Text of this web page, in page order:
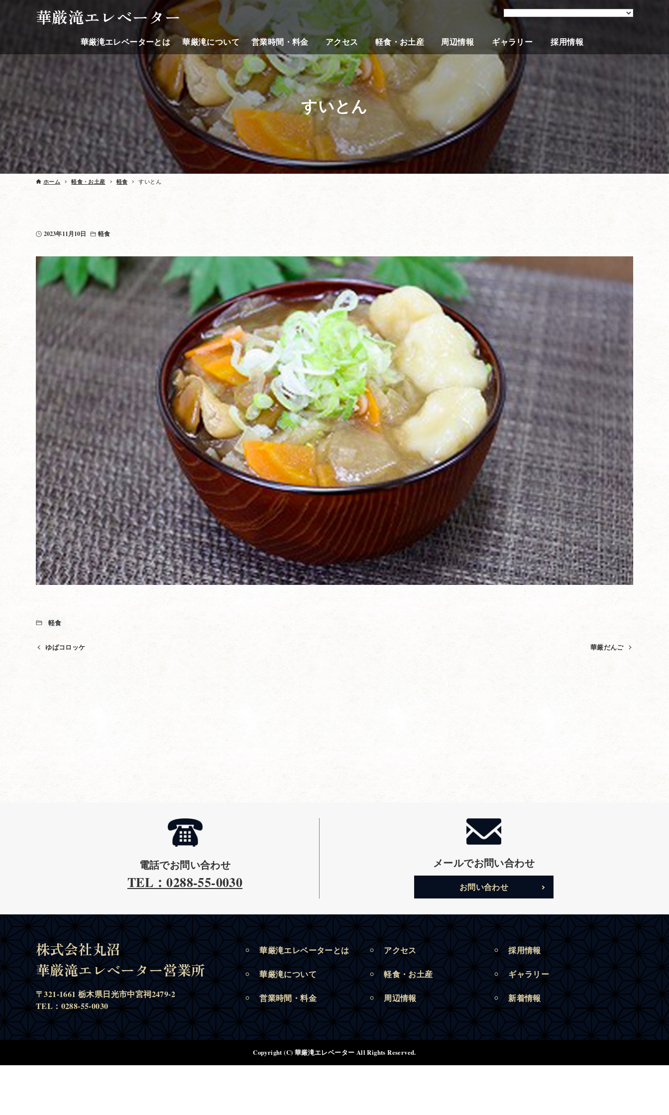
華厳滝エレベーター
華厳滝エレベーターとは 華厳滝について 営業時間・料金 アクセス 軽食・お土産 周辺情報 ギャラリー 採用情報
すいとん
ホーム 軽食・お土産 軽食 すいとん
2023年11月10日 軽食
軽食
ゆばコロッケ 華厳だんご
電話でお問い合わせ
TEL：0288-55-0030
メールでお問い合わせ
お問い合わせ
株式会社丸沼
華厳滝エレベーター営業所
〒321-1661 栃木県日光市中宮祠2479-2
TEL：0288-55-0030
華厳滝エレベーターとは アクセス 採用情報
華厳滝について 軽食・お土産 ギャラリー
営業時間・料金 周辺情報 新着情報
Copyright (C) 華厳滝エレベーター All Rights Reserved.